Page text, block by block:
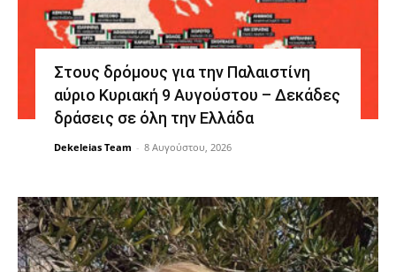
Στους δρόμους για την Παλαιστίνη
αύριο Κυριακή 9 Αυγούστου – Δεκάδες
δράσεις σε όλη την Ελλάδα
Dekeleias Team - 8 Αυγούστου, 2026